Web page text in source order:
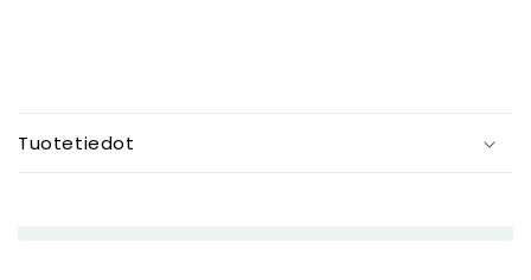
e
Tuotetiedot